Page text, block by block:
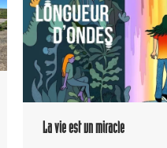
La vie est un miracle